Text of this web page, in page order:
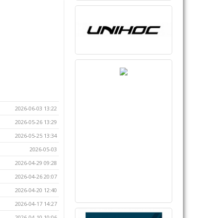
2026-06-03 13:22
2026-05-26 13:29
2026-05-25 13:34
2026-05-03
2026-04-29 09:28
2026-04-26 20:07
2026-04-20 12:40
2026-04-17 14:27